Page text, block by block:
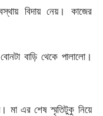
বিদায় নেয়। কাজের
বাড়ি থেকে পালালো।
মা এর শেষ স্মৃতিটুকু নিয়ে